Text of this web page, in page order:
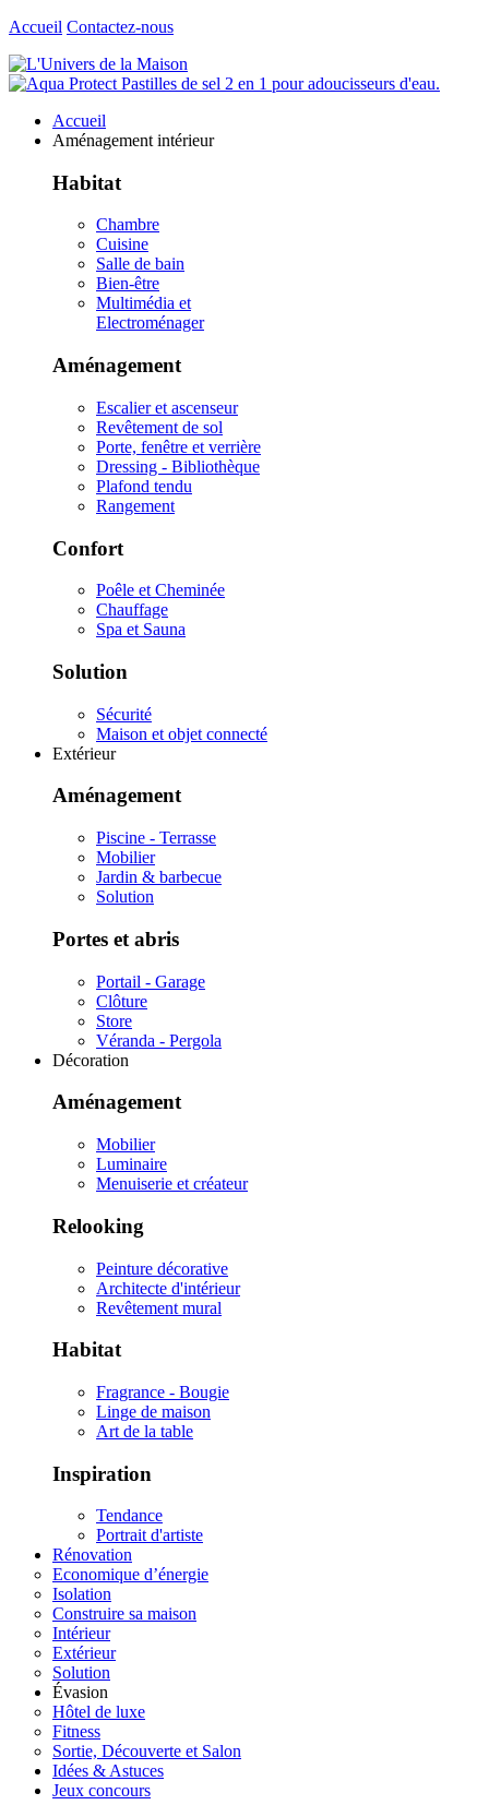
Accueil Contactez-nous
Accueil
Aménagement intérieur
Habitat
Chambre
Cuisine
Salle de bain
Bien-être
Multimédia et
Electroménager
Aménagement
Escalier et ascenseur
Revêtement de sol
Porte, fenêtre et verrière
Dressing - Bibliothèque
Plafond tendu
Rangement
Confort
Poêle et Cheminée
Chauffage
Spa et Sauna
Solution
Sécurité
Maison et objet connecté
Extérieur
Aménagement
Piscine - Terrasse
Mobilier
Jardin & barbecue
Solution
Portes et abris
Portail - Garage
Clôture
Store
Véranda - Pergola
Décoration
Aménagement
Mobilier
Luminaire
Menuiserie et créateur
Relooking
Peinture décorative
Architecte d'intérieur
Revêtement mural
Habitat
Fragrance - Bougie
Linge de maison
Art de la table
Inspiration
Tendance
Portrait d'artiste
Rénovation
Economique d’énergie
Isolation
Construire sa maison
Intérieur
Extérieur
Solution
Évasion
Hôtel de luxe
Fitness
Sortie, Découverte et Salon
Idées & Astuces
Jeux concours